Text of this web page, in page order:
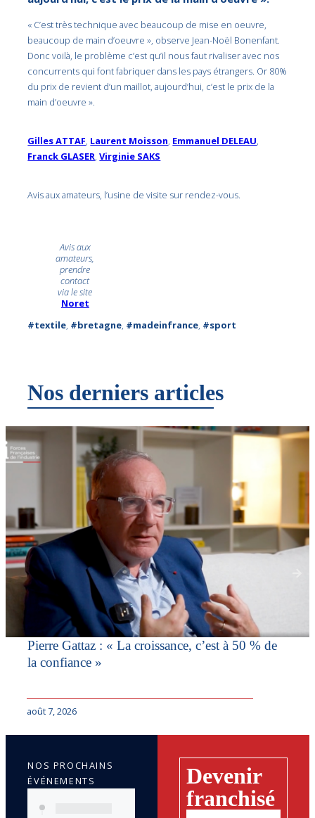
« C’est très technique avec beaucoup de mise en oeuvre,
beaucoup de main d’oeuvre », observe Jean-Noël Bonenfant.
Donc voilà, le problème c’est qu’il nous faut rivaliser avec nos
concurrents qui font fabriquer dans les pays étrangers. Or 80%
du prix de revient d’un maillot, aujourd’hui, c’est le prix de la
main d’oeuvre ».
Gilles ATTAF, Laurent Moisson, Emmanuel DELEAU,
Franck GLASER,Virginie SAKS
Avis aux amateurs, l’usine de visite sur rendez-vous.
Avis aux
amateurs,
prendre
contact
via le site
Noret
#textile, #bretagne, #madeinfrance, #sport
Nos derniers articles
Pierre Gattaz : « La croissance, c’est à 50 % de
la confiance »
août 7, 2026
Devenir
franchisé
NOS PROCHAINS
ÉVÉNEMENTS